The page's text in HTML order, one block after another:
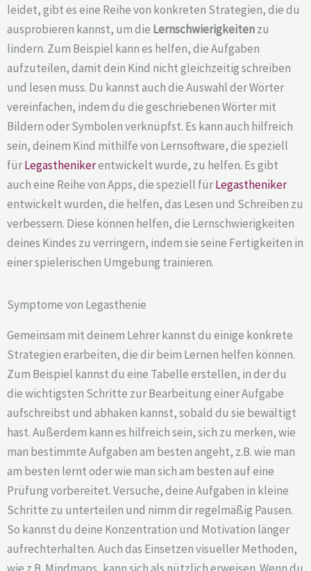
leidet, gibt es eine Reihe von konkreten Strategien, die du
ausprobieren kannst, um die Lernschwierigkeitenzu
lindern. Zum Beispiel kann es helfen, die Aufgaben
aufzuteilen, damit dein Kind nicht gleichzeitig schreiben
und lesen muss. Du kannst auch die Auswahl der Wörter
vereinfachen, indem du die geschriebenen Wörter mit
Bildern oder Symbolen verknüpfst. Es kann auch hilfreich
sein, deinem Kind mithilfe von Lernsoftware, die speziell
fürLegasthenikerentwickelt wurde, zu helfen. Es gibt
auch eine Reihe von Apps, die speziell fürLegastheniker
entwickelt wurden, die helfen, das Lesen und Schreiben zu
verbessern. Diese können helfen, die Lernschwierigkeiten
deines Kindes zu verringern, indem sie seine Fertigkeiten in
einer spielerischen Umgebung trainieren.
Symptome von Legasthenie
Gemeinsam mit deinem Lehrer kannst du einige konkrete
Strategien erarbeiten, die dir beim Lernen helfen können.
Zum Beispiel kannst du eine Tabelle erstellen, in der du
die wichtigsten Schritte zur Bearbeitung einer Aufgabe
aufschreibst und abhaken kannst, sobald du sie bewältigt
hast. Außerdem kann es hilfreich sein, sich zu merken, wie
man bestimmte Aufgaben am besten angeht, z.B. wie man
am besten lernt oder wie man sich am besten auf eine
Prüfung vorbereitet. Versuche, deine Aufgaben in kleine
Schritte zu unterteilen und nimm dir regelmäßig Pausen.
So kannst du deine Konzentration und Motivation länger
aufrechterhalten. Auch das Einsetzen visueller Methoden,